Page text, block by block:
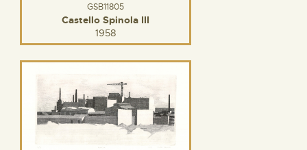
GSB11805
Castello Spinola III
1958